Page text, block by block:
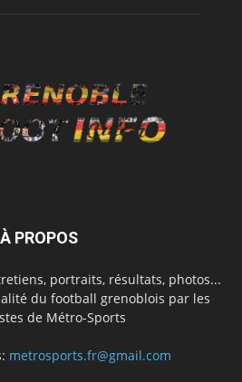
À PROPOS
portraits, résultats, photos...
du football grenoblois par les
de Métro-Sports
metrosports.fr@gmail.com